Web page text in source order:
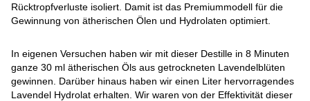
Rücktropfverluste isoliert. Damit ist das Premiummodell für die
Gewinnung von ätherischen Ölen und Hydrolaten optimiert.
In eigenen Versuchen haben wir mit dieser Destille in 8 Minuten
ganze 30 ml ätherischen Öls aus getrockneten Lavendelblüten
gewinnen. Darüber hinaus haben wir einen Liter hervorragendes
Lavendel Hydrolat erhalten. Wir waren von der Effektivität dieser